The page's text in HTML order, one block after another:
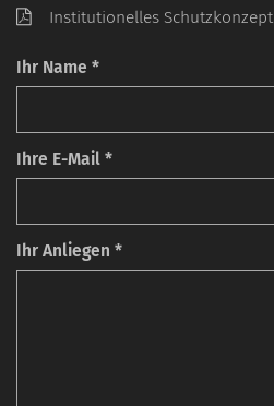
Ihr Name *
Ihre E-Mail *
Ihr Anliegen *
Institutionelles Schutzkonzept